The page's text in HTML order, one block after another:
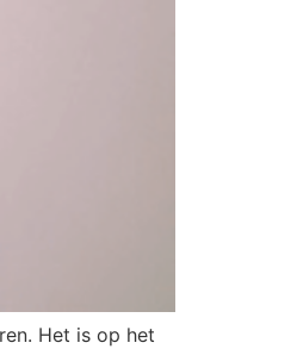
Het is op het